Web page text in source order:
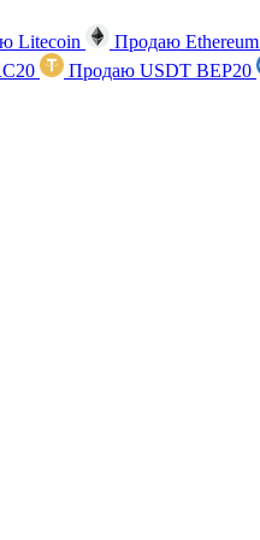
Litecoin Продаю Ethereum
Продаю USDT BEP20